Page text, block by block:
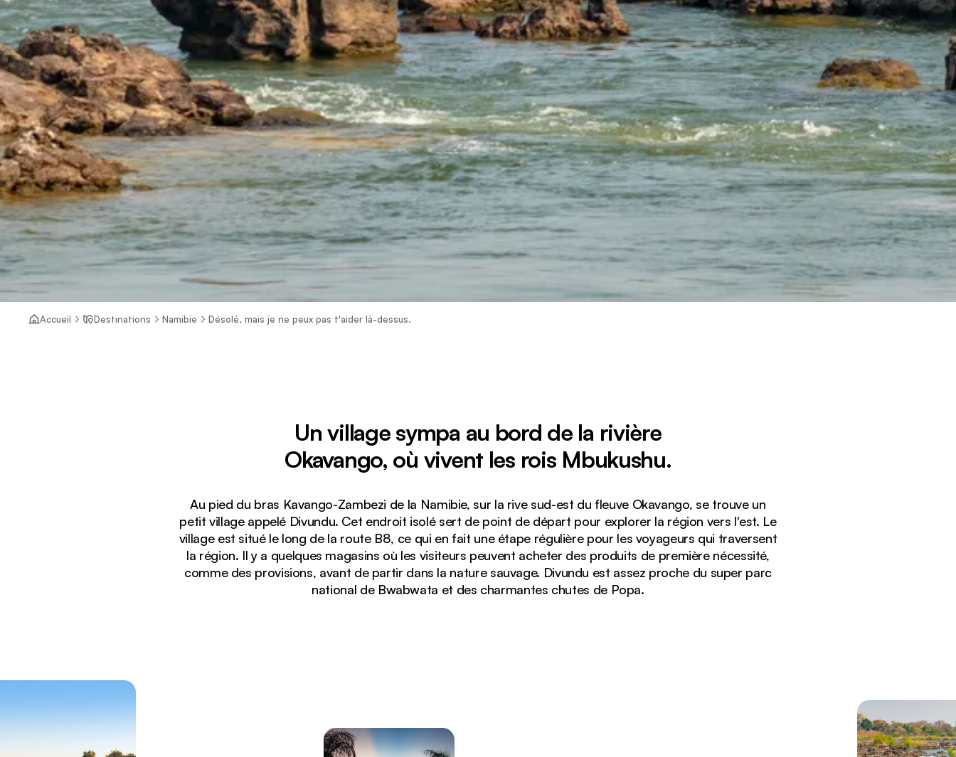
Accueil Destinations Namibie Désolé, mais je ne peux pas t'aider là-dessus.
Un village sympa au bord de la rivière
Okavango, où vivent les rois Mbukushu.
Au pied du bras Kavango-Zambezi de la Namibie, sur la rive sud-est du fleuve Okavango, se trouve un
petit village appelé Divundu. Cet endroit isolé sert de point de départ pour explorer la région vers l'est. Le
village est situé le long de la route B8, ce qui en fait une étape régulière pour les voyageurs qui traversent
la région. Il y a quelques magasins où les visiteurs peuvent acheter des produits de première nécessité,
comme des provisions, avant de partir dans la nature sauvage. Divundu est assez proche du super parc
national de Bwabwata et des charmantes chutes de Popa.